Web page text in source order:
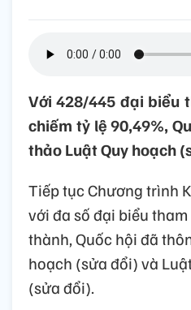
Với 428/445 đại biểu
chiếm tỷ lệ 90,49%,
thảo Luật Quy hoạch
Tiếp tục Chương trình
với đa số đại biểu
thành, Quốc hội đã
hoạch (sửa đổi) và
(sửa đổi).